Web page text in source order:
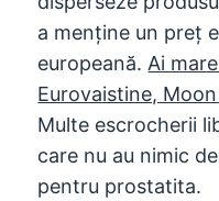
a menține un preț
europeană.Ai
Eurovaistine,
Multe escrocherii
care nu au nimic
pentru prostatita.